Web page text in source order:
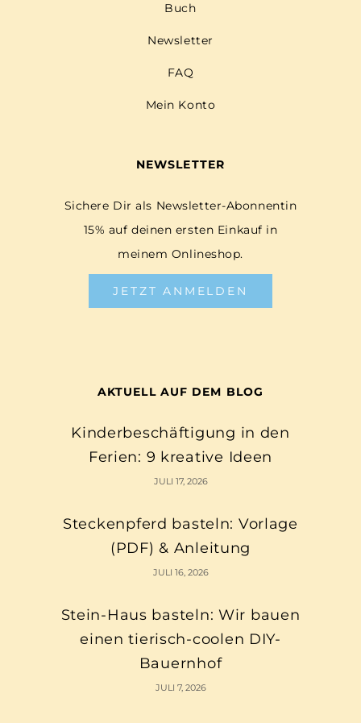
Buch
Newsletter
FAQ
Mein Konto
NEWSLETTER
Sichere Dir als Newsletter-Abonnentin
15% auf deinen ersten Einkauf in
meinem Onlineshop.
JETZT ANMELDEN
AKTUELL AUF DEM BLOG
Kinderbeschäftigung in den
Ferien: 9 kreative Ideen
JULI 17, 2026
Steckenpferd basteln: Vorlage
(PDF) & Anleitung
JULI 16, 2026
Stein-Haus basteln: Wir bauen
einen tierisch-coolen DIY-
Bauernhof
JULI 7, 2026